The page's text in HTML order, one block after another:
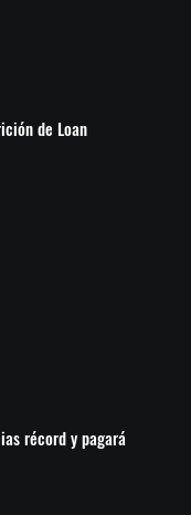
de Loan
récord y pagará